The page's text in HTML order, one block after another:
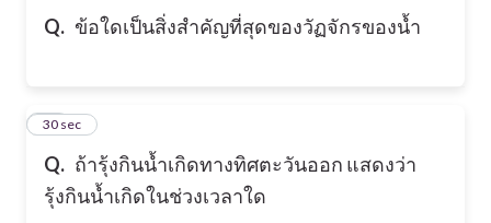
Q. ข้อใดเป็นสิ่งสำคัญที่สุดของวัฏจักรของน้ำ
Q. ถ้ารุ้งกินน้ำเกิดทางทิศตะวันออก แสดงว่า
รุ้งกินน้ำเกิดในช่วงเวลาใด
10
30 sec